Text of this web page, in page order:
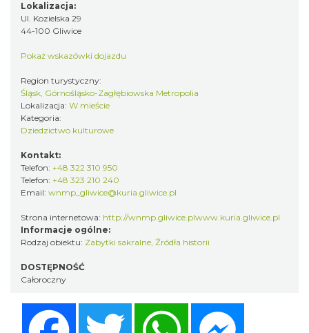
Lokalizacja:
Ul. Kozielska 29
44-100 Gliwice
Pokaż wskazówki dojazdu
Region turystyczny:
Śląsk, Górnośląsko-Zagłębiowska Metropolia
Lokalizacja: W mieście
Kategoria:
Dziedzictwo kulturowe
Kontakt:
Telefon: +48 322 310 950
Telefon: +48 323 210 240
Email: wnmp_gliwice@kuria.gliwice.pl
Strona internetowa: http://wnmp.gliwice.plwww.kuria.gliwice.pl
Informacje ogólne:
Rodzaj obiektu: Zabytki sakralne, Źródła historii
DOSTĘPNOŚĆ
Całoroczny
Twitter WhatsApp